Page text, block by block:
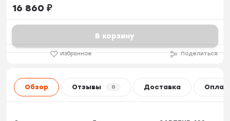
16 860 ₽
В корзину
Избранное Поделиться
Обзор Отзывы 0 Доставка